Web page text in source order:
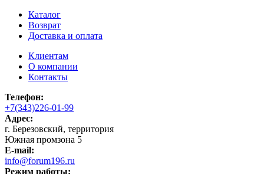
Каталог
Возврат
Доставка и оплата
Клиентам
О компании
Контакты
Телефон:
+7(343)226-01-99
Адрес:
г. Березовский, территория
Южная промзона 5
E-mail:
info@forum196.ru
Режим работы: